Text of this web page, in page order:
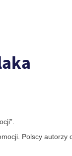
Polscy autorzy